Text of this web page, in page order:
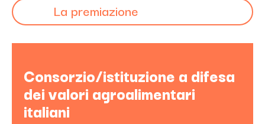
La premiazione
Consorzio/istituzione a difesa
dei valori agroalimentari
italiani